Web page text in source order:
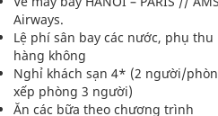
Airways.
Lệ phí sân bay các nước, phụ
hàng không
Nghỉ khách sạn 4* (2 người/
xếp phòng 3 người)
Ăn các bữa theo chương trình